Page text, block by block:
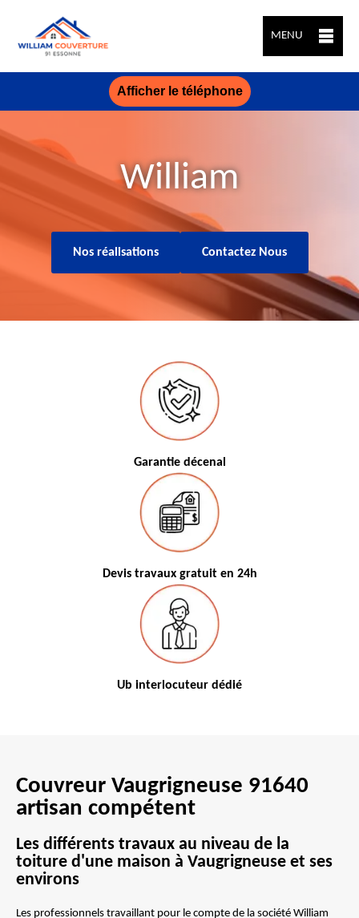
MENU
Afficher le téléphone
William
Nos réalisations Contactez Nous
Garantie décenal
Devis travaux gratuit en 24h
Ub interlocuteur dédié
Couvreur Vaugrigneuse 91640
artisan compétent
Les différents travaux au niveau de la
toiture d'une maison à Vaugrigneuse et ses
environs
Les professionnels travaillant pour le compte de la société William